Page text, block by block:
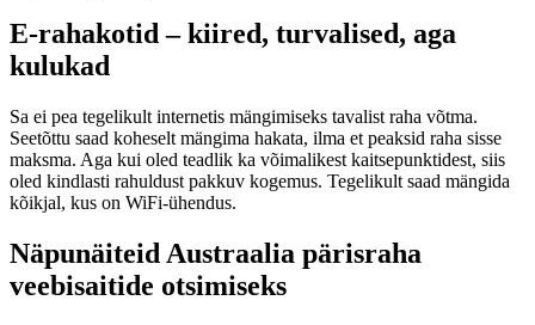
E-rahakotid – kiired, turvalised, aga
kulukad
Sa ei pea tegelikult internetis mängimiseks tavalist raha võtma.
Seetõttu saad koheselt mängima hakata, ilma et peaksid raha sisse
maksma. Aga kui oled teadlik ka võimalikest kaitsepunktidest, siis
oled kindlasti rahuldust pakkuv kogemus. Tegelikult saad mängida
kõikjal, kus on WiFi-ühendus.
Näpunäiteid Austraalia pärisraha
veebisaitide otsimiseks